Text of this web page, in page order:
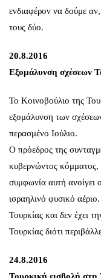
ενδιαφέρον να δούμε
τους δύο.
20.8.2016
Εξομάλυνση σχέσεων
Το Κοινοβούλιο της
εξομάλυνση των
περασμένο Ιούλιο.
Ο πρόεδρος της
κυβερνώντος
συμφωνία αυτή ανοίγει
ισραηλινό φυσικό
Τουρκίας και δεν έχει
Τουρκίας διότι
24.8.2016